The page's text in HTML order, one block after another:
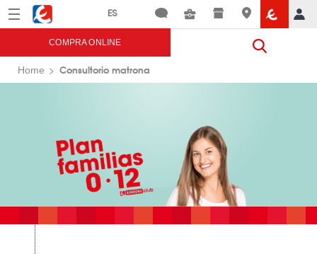
Menú Eroski
COMPRA ONLINE
Home Consultorio matrona